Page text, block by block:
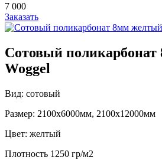
7 000
Заказать
Сотовый
Woggel
Вид: сотовый
Размер: 2100х6000мм, 2100х12000мм
Цвет: желтый
Плотность 1250 гр/м2